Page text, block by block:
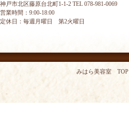
神戸市北区藤原台北町1-1-2 TEL 078-981-0069
営業時間：9:00-18:00
定休日：毎週月曜日 第2火曜日
みはら美容室 TOP